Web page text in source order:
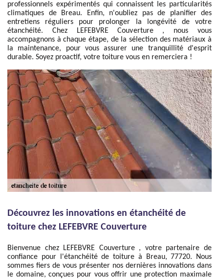
professionnels expérimentés qui connaissent les particularités
climatiques de Breau. Enfin, n'oubliez pas de planifier des
entretiens réguliers pour prolonger la longévité de votre
étanchéité. Chez LEFEBVRE Couverture , nous vous
accompagnons à chaque étape, de la sélection des matériaux à
la maintenance, pour vous assurer une tranquillité d'esprit
durable. Soyez proactif, votre toiture vous en remerciera !
Découvrez les innovations en étanchéité de
toiture chez LEFEBVRE Couverture
Bienvenue chez LEFEBVRE Couverture , votre partenaire de
confiance pour l'étanchéité de toiture à Breau, 77720. Nous
sommes fiers de vous présenter nos dernières innovations dans
le domaine, conçues pour vous offrir une protection maximale